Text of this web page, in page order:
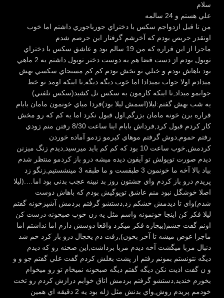
سلام
علي هستم و 24 سالمه
من تا قبل ازدواجم سكس با دختراي جورباجوري داشتم اما خوب
اونقدر حريص بودم كه آخرشم گرفتار اين حرصم شدم
ماجرا از اين قراره كه من 19 سالم بود و عاشق سكس با دختراي
توپول بودم از دست قضا هم يه دوست دختر توپول داشتم يه 2 ماهي
بود باهاش بودم و خيلي تو نخش بودم كم كم مسيجاي سكسي بهش
ميدادم اولا جواب نميدادا اما خوب ديگه ديگه,تا اينكه اومد تو خط
جوابمو ميداد,تا اينكه كارمون به سكس تل كشيد(سكس تلفني)
يه شب بهش گفتم:ليلا(اسمش ليلا بود)فردا مياي خونمون مامان بابام
قراره برن خونه مامان بزرگم,اول قبول نكرد اما يه كم كه رو مخش
كار كردم قبول كرد,فرداش بابام اينا ساعت 8/30 رفتن منم زودي
رفتم حموم,دوش گرفتم موهاي كيرمو زدمو آماده خوردن
كردمش,خوب ساعت 10 بود كه كم كم بايد ميرسيد,ديدم زنگ ميزنن
ديدم صورت توپولش تو آيفون ديده ميشه درو باز كردمو منتظر شدم
بياد بالا آخه ما خونمون 3 طبقست و ما طبقه 3 مينشستيم,زنگو زد
پريدم درو باز كردم واي چشتون روز بد نبينه عجب بدني بود اما….(ليلا
اصلا خوشگل نبود منم عاشق توپوگيش بودم كه باهاش دوست
شدم)واي تا ديدمش خشكم زد,دستشو گرفتم بردمش آشپزخونه گفتم
ليلا فكر كن اينجا خونمونه واسم مثل يه زن خوب صبحونه درست كن
اونم گفت چشم(بيچاره فكر ميكرد واقعا دوسش دارم اما نداشتم اما
ماجرا عوض ميشه تا آخر بخون),رفت دم يخچال درو باز كرد خم شد
دنبال مربا ميگشت آخه ديدم مربا برداشت,اين صحنه رو كه ديدم
ديگه نتونستم بمونم رفتم از پشت بغلش كردم گفت علي گفتم جو و و
و ن گفت اذيت نكن ديگه گفتم ديگه صبحونه نميخام تو رو ميخوام
بخورم خنديد,دستشو گرفتم بردمش اتاق خوابم درازش كردم رو تخت
خودمم پريدم روش,واي بدنش مثل ژله بود يه 2 دقيقه اي همين